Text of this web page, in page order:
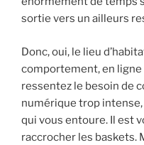
sortie vers un ailleurs
Donc, oui, le lieu
comportement, en ligne
ressentez le besoin de
numérique trop
qui vous entoure. Il est
raccrocher les baskets.